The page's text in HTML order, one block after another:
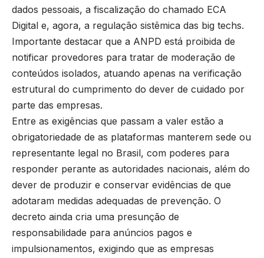
dados pessoais, a fiscalização do chamado ECA
Digital e, agora, a regulação sistêmica das big techs.
Importante destacar que a ANPD está proibida de
notificar provedores para tratar de moderação de
conteúdos isolados, atuando apenas na verificação
estrutural do cumprimento do dever de cuidado por
parte das empresas.
Entre as exigências que passam a valer estão a
obrigatoriedade de as plataformas manterem sede ou
representante legal no Brasil, com poderes para
responder perante as autoridades nacionais, além do
dever de produzir e conservar evidências de que
adotaram medidas adequadas de prevenção. O
decreto ainda cria uma presunção de
responsabilidade para anúncios pagos e
impulsionamentos, exigindo que as empresas